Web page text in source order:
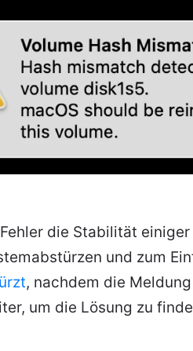
die Stabilität
und zum
, nachdem die
um die Lösung zu